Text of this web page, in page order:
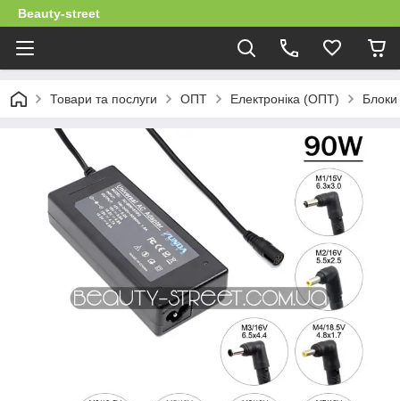
Beauty-street
Товари та послуги ОПТ Електроніка (ОПТ)